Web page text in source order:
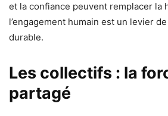
et la confiance peuvent remplacer la
l’engagement humain est un levier
durable.
Les collectifs : la
partagé